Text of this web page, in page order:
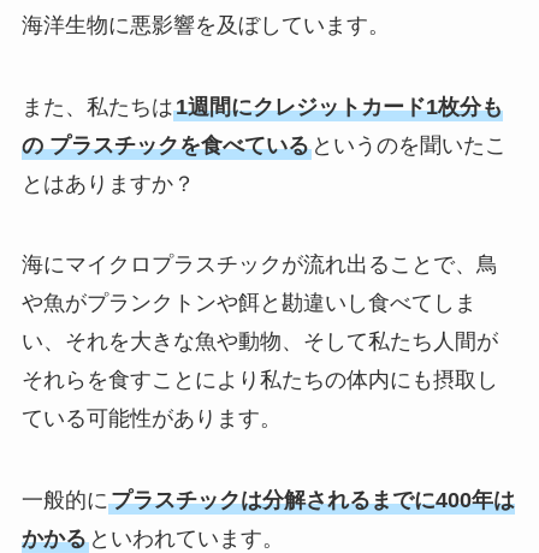
海洋生物に悪影響を及ぼしています。
また、私たちは1週間にクレジットカード1枚分も
の プラスチックを食べているというのを聞いたこ
とはありますか？
海にマイクロプラスチックが流れ出ることで、鳥
や魚がプランクトンや餌と勘違いし食べてしま
い、それを大きな魚や動物、そして私たち人間が
それらを食すことにより私たちの体内にも摂取し
ている可能性があります。
一般的にプラスチックは分解されるまでに400年は
かかるといわれています。